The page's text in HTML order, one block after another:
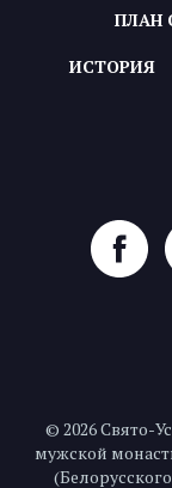
ПЛАН
ИСТОРИЯ
© 2026 Свято-
мужской